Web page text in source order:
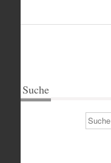
Suche
Suchen